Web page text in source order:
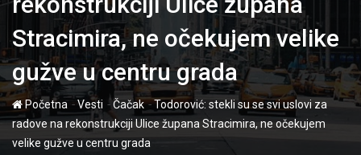
Stracimira, ne očekujem velike
gužve u centru grada
Početna -Vesti -Čačak-Todorović: stekli su se svi uslovi za
radove na rekonstrukciji Ulice župana Stracimira, ne očekujem
velike gužve u centru grada